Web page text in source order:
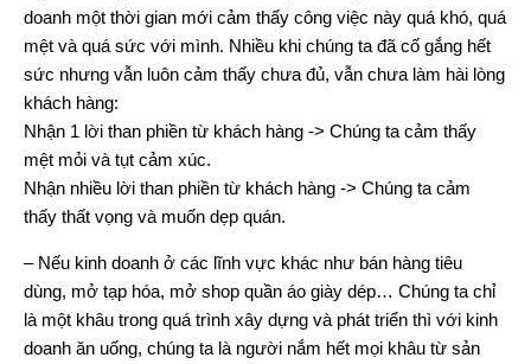
doanh một thời gian mới cảm thấy công việc này quá khó, quá
mệt và quá sức với mình. Nhiều khi chúng ta đã cố gắng hết
sức nhưng vẫn luôn cảm thấy chưa đủ, vẫn chưa làm hài lòng
khách hàng:
Nhận 1 lời than phiền từ khách hàng -> Chúng ta cảm thấy
mệt mỏi và tụt cảm xúc.
Nhận nhiều lời than phiền từ khách hàng -> Chúng ta cảm
thấy thất vọng và muốn dẹp quán.
– Nếu kinh doanh ở các lĩnh vực khác như bán hàng tiêu
dùng, mở tạp hóa, mở shop quần áo giày dép… Chúng ta chỉ
là một khâu trong quá trình xây dựng và phát triển thì với kinh
doanh ăn uống, chúng ta là người nắm hết mọi khâu từ sản